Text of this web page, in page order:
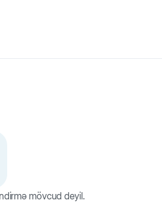
yumşaq dişlənir və itin dişləri/diş ətini
mövcud deyil.